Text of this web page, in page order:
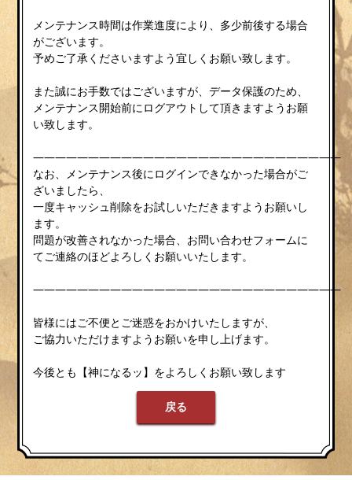
メンテナンス時間は作業進度により、多少前後する場合
がございます。
予めご了承くださいますよう宜しくお願い致します。
また誠にお手数ではございますが、データ保護のため、
メンテナンス開始前にログアウトして頂きますようお願
い致します。
————————————————————————————
なお、メンテナンス後にログインできなかった場合がご
ざいましたら、
一度キャッシュ削除をお試しいただきますようお願いし
ます。
問題が改善されなかった場合、お問い合わせフォームに
てご連絡のほどよろしくお願いいたします。
————————————————————————————
皆様にはご不便とご迷惑をおかけいたしますが、
ご協力いただけますようお願いを申し上げます。
今後とも【神になるッ】をよろしくお願い致します
戻る